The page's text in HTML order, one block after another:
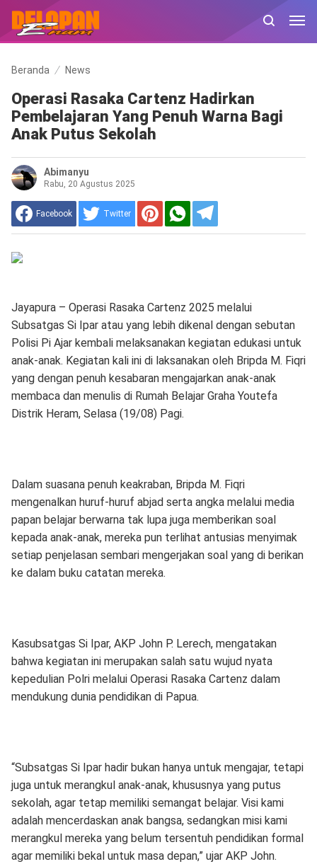
Beranda News
Operasi Rasaka Cartenz Hadirkan
Pembelajaran Yang Penuh Warna Bagi
Anak Putus Sekolah
Abimanyu
Rabu, 20 Agustus 2025
Facebook Twitter
Jayapura – Operasi Rasaka Cartenz 2025 melalui
Subsatgas Si Ipar atau yang lebih dikenal dengan sebutan
Polisi Pi Ajar kembali melaksanakan kegiatan edukasi untuk
anak-anak. Kegiatan kali ini di laksanakan oleh Bripda M. Fiqri
yang dengan penuh kesabaran mengajarkan anak-anak
membaca dan menulis di Rumah Belajar Graha Youtefa
Distrik Heram, Selasa (19/08) Pagi.
Dalam suasana penuh keakraban, Bripda M. Fiqri
mengenalkan huruf-huruf abjad serta angka melalui media
papan belajar berwarna tak lupa juga memberikan soal
kepada anak-anak, mereka pun terlihat antusias menyimak
setiap penjelasan sembari mengerjakan soal yang di berikan
ke dalam buku catatan mereka.
Kasubsatgas Si Ipar, AKP John P. Lerech, mengatakan
bahwa kegiatan ini merupakan salah satu wujud nyata
kepedulian Polri melalui Operasi Rasaka Cartenz dalam
mendukung dunia pendidikan di Papua.
“Subsatgas Si Ipar hadir bukan hanya untuk mengajar, tetapi
juga untuk merangkul anak-anak, khususnya yang putus
sekolah, agar tetap memiliki semangat belajar. Visi kami
adalah mencerdaskan anak bangsa, sedangkan misi kami
merangkul mereka yang belum tersentuh pendidikan formal
agar memiliki bekal untuk masa depan,” ujar AKP John.